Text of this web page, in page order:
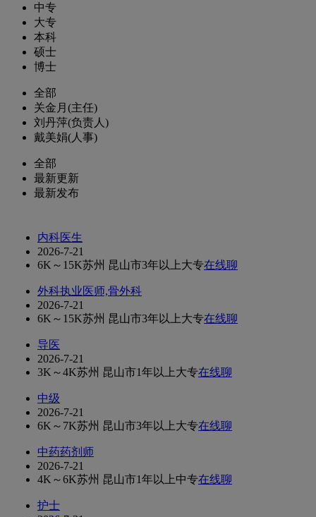
中专
大专
本科
硕士
博士
全部
关金月(主任)
刘丹萍(负责人)
戴美娟(人事)
全部
最新更新
最新发布
内科医生
2026-7-21
6K～15K苏州 昆山市3年以上大专在线聊
外科执业医师,骨外科
2026-7-21
6K～15K苏州 昆山市3年以上大专在线聊
导医
2026-7-21
3K～4K苏州 昆山市1年以上大专在线聊
中级
2026-7-21
6K～7K苏州 昆山市3年以上大专在线聊
中药药剂师
2026-7-21
4K～6K苏州 昆山市1年以上中专在线聊
护士